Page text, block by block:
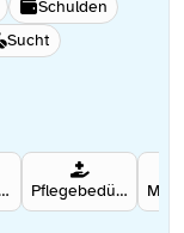
Schulden
Sucht
Pflegebedürftige